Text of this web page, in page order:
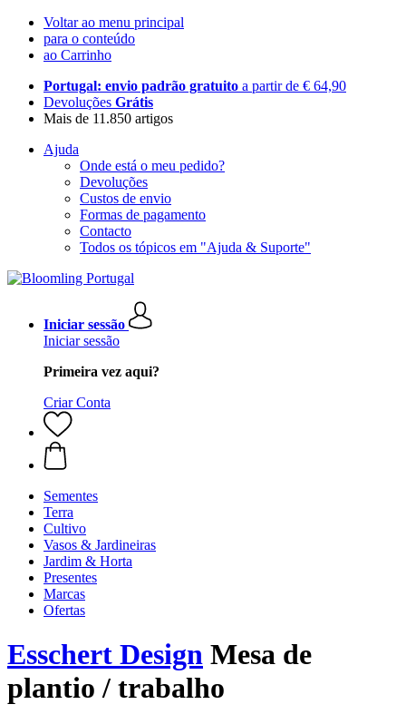
Voltar ao menu principal
para o conteúdo
ao Carrinho
Portugal: envio padrão gratuito a partir de € 64,90
Devoluções Grátis
Mais de 11.850 artigos
Ajuda
Onde está o meu pedido?
Devoluções
Custos de envio
Formas de pagamento
Contacto
Todos os tópicos em "Ajuda & Suporte"
Iniciar sessão
Iniciar sessão
Primeira vez aqui?
Criar Conta
Sementes
Terra
Cultivo
Vasos & Jardineiras
Jardim & Horta
Presentes
Marcas
Ofertas
Esschert Design Mesa de
plantio / trabalho